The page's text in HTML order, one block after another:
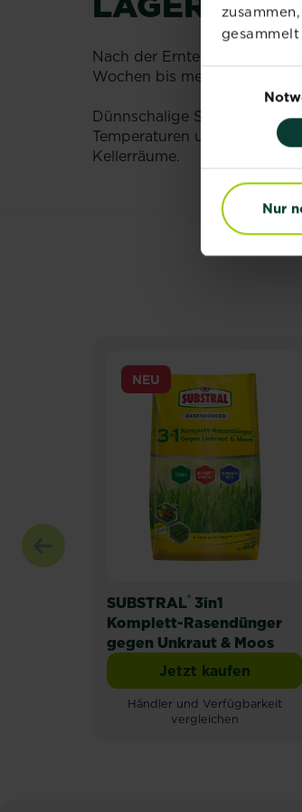
Nur
Nach der Ernte sollte noch
Wochen bis mehrere Monate).
Dünnschalige
Temperaturen um circa 10
Kellerräume.
SUBSTRAL® 3in1
Komplett-Rasendünger
gegen Unkraut & Moos
Jetzt kaufenSUBSTRAL®
Händler und Verfügbarkeit
vergleichen
NEU